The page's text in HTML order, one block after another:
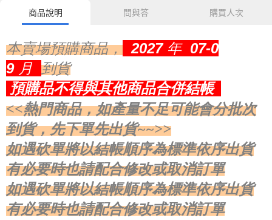
商品說明 問與答 購買人次
本賣場預購商品， 2027 年 07-0
9 月 到貨
預購品不得與其他商品合併結帳
<<熱門商品，如產量不足可能會分批次
到貨，先下單先出貨~~>>
如遇砍單將以結帳順序為標準依序出貨
有必要時也請配合修改或取消訂單
如遇砍單將以結帳順序為標準依序出貨
有必要時也請配合修改或取消訂單